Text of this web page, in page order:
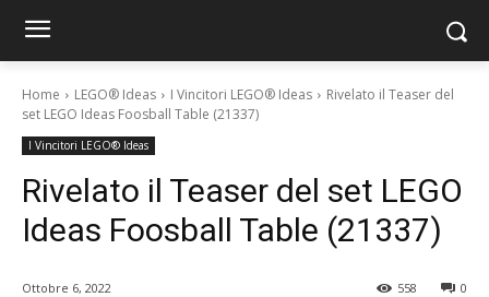
Home LEGO® Ideas I Vincitori LEGO® Ideas
Rivelato il Teaser del
set LEGO Ideas Foosball Table (21337)
I Vincitori LEGO® Ideas
Rivelato il Teaser del set LEGO
Ideas Foosball Table (21337)
Ottobre 6, 2022 0
558